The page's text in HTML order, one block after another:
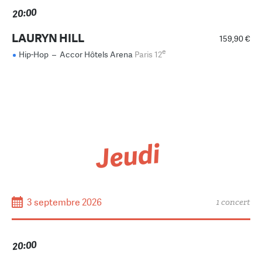
20:00
159,90 €
LAURYN HILL
Hip-Hop – Accor Hôtels Arena Paris 12e
Jeudi
3 septembre 2026 1 concert
20:00